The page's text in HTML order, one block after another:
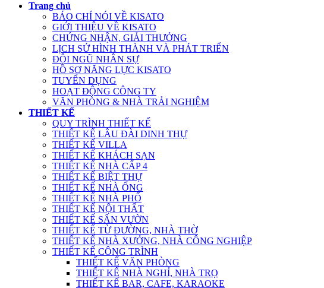
Trang chủ
BÁO CHÍ NÓI VỀ KISATO
GIỚI THIỆU VỀ KISATO
CHỨNG NHẬN, GIẢI THƯỞNG
LỊCH SỬ HÌNH THÀNH VÀ PHÁT TRIỂN
ĐỘI NGŨ NHÂN SỰ
HỒ SƠ NĂNG LỰC KISATO
TUYỂN DỤNG
HOẠT ĐỘNG CÔNG TY
VĂN PHÒNG & NHÀ TRẢI NGHIỆM
THIẾT KẾ
QUY TRÌNH THIẾT KẾ
THIẾT KẾ LÂU ĐÀI DINH THỰ
THIẾT KẾ VILLA
THIẾT KẾ KHÁCH SẠN
THIẾT KẾ NHÀ CẤP 4
THIẾT KẾ BIỆT THỰ
THIẾT KẾ NHÀ ỐNG
THIẾT KẾ NHÀ PHỐ
THIẾT KẾ NỘI THẤT
THIẾT KẾ SÂN VƯỜN
THIẾT KẾ TỪ ĐƯỜNG, NHÀ THỜ
THIẾT KẾ NHÀ XƯỞNG, NHÀ CÔNG NGHIỆP
THIẾT KẾ CÔNG TRÌNH
THIẾT KẾ VĂN PHÒNG
THIẾT KẾ NHÀ NGHỈ, NHÀ TRỌ
THIẾT KẾ BAR, CAFE, KARAOKE